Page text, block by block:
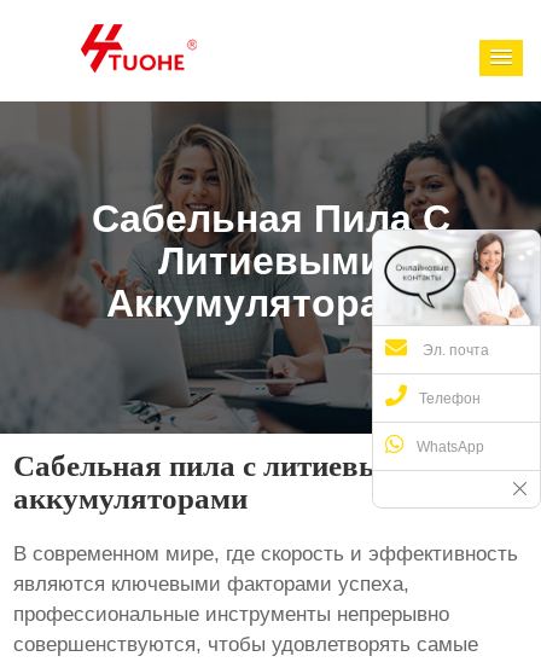
Сабельная Пила С
Литиевыми
Аккумуляторами
Сабельная пила с литиевыми
аккумуляторами
В современном мире, где скорость и эффективность
являются ключевыми факторами успеха,
профессиональные инструменты непрерывно
совершенствуются, чтобы удовлетворять самые
Эл. почта
Телефон
WhatsApp